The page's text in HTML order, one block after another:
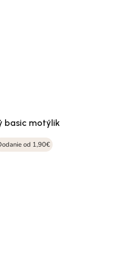
basic motýlik
od 1,90€